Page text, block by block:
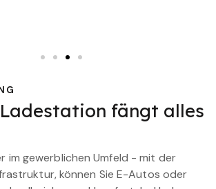
fängt alles
im gewerblichen Umfeld - mit der
können Sie E-Autos oder